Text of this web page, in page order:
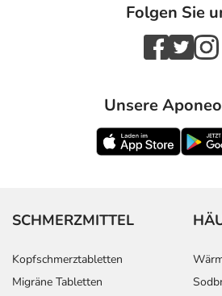
Folgen Sie
Unsere
SCHMERZMITTEL
Kopfschmerztabletten
Migräne Tabletten